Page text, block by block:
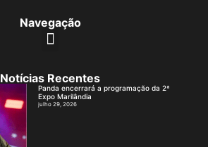
Navegação
Notícias Recentes
Panda encerrará a programação da 2ª
Expo Marilândia
julho 29, 2026